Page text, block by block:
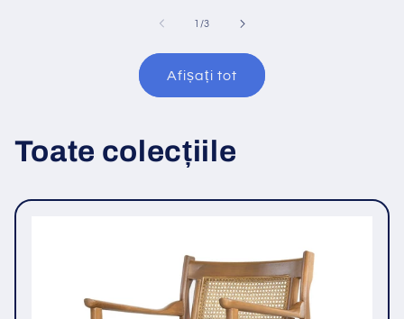
1 /din
3
Afișați tot
Toate colecțiile